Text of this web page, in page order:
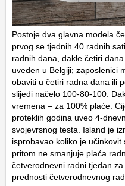
Postoje dva glavna modela
prvog se tjednih 40 radnih
radnih dana, dakle četiri
uveden u Belgiji; zaposlenici
obaviti u četiri radna dana ili
slijedi načelo 100-80-100.
vremena – za 100% plaće.
proteklih godina uveo 4-
svojevrsnog testa. Island je
isprobavao koliko je
pritom ne smanjuje plaća
četverodnevni radni tjedan za
prednosti četverodnevnog